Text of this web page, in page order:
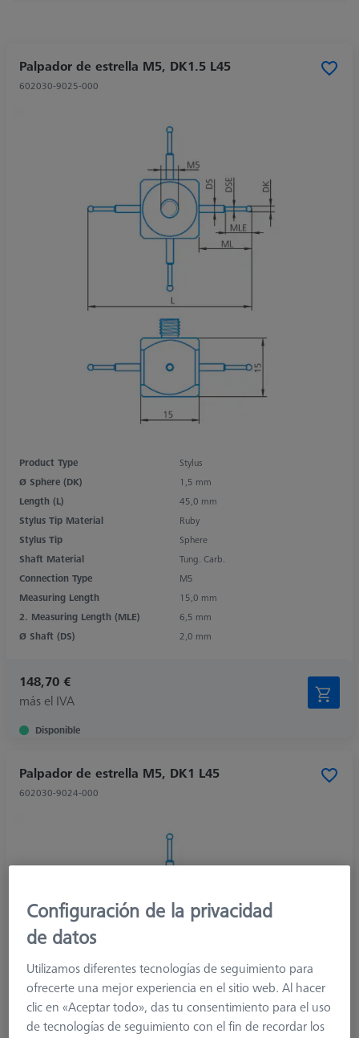
Palpador de estrella M5, DK1.5 L45
602030-9025-000
Product Type
Stylus
Ø Sphere (DK)
1,5 mm
Length (L)
45,0 mm
Stylus Tip Material
Ruby
Stylus Tip
Sphere
Shaft Material
Tung. Carb.
Connection Type
M5
Measuring Length
15,0 mm
2. Measuring Length (MLE)
6,5 mm
Ø Shaft (DS)
2,0 mm
148,70 €
más el IVA
Disponible
Palpador de estrella M5, DK1 L45
602030-9024-000
Configuración de la privacidad
de datos
Utilizamos diferentes tecnologías de seguimiento para
ofrecerte una mejor experiencia en el sitio web. Al hacer
clic en «Aceptar todo», das tu consentimiento para el uso
de tecnologías de seguimiento con el fin de recordar los